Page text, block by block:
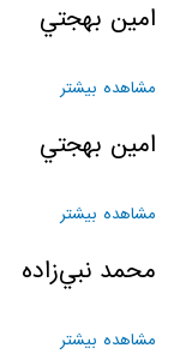
امين بهجتي
مشاهده بیشتر
امين بهجتي
مشاهده بیشتر
محمد نبي‌زاده
مشاهده بیشتر